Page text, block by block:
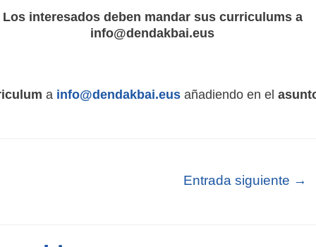
Los interesados deben mandar sus curriculums a
info@dendakbai.eus
a info@dendakbai.eusañadiendo en el
Entrada siguiente →